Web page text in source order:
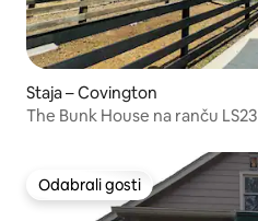
Staja – Covington
The Bunk House na ranču LS23
Odabrali gosti
Odabrali gosti